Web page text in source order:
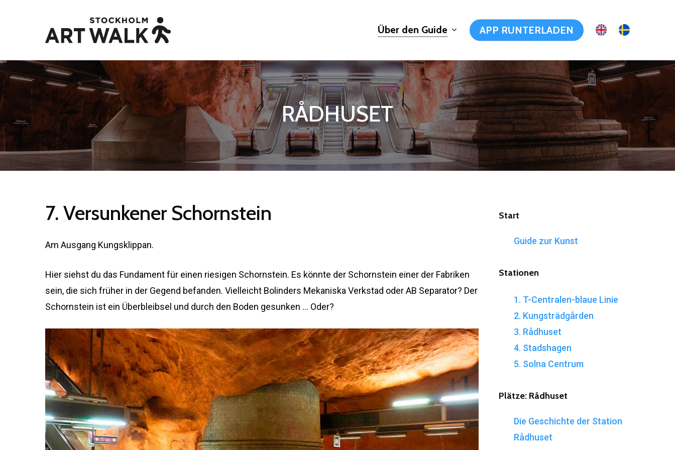
Über den Guide APP RUNTERLADEN
RÅDHUSET
7. Versunkener Schornstein
Am Ausgang Kungsklippan.
Hier siehst du das Fundament für einen riesigen Schornstein. Es könnte der Schornstein einer der Fabriken
sein, die sich früher in der Gegend befanden. Vielleicht Bolinders Mekaniska Verkstad oder AB Separator? Der
Schornstein ist ein Überbleibsel und durch den Boden gesunken … Oder?
Start
Guide zur Kunst
Stationen
1. T-Centralen-blaue Linie
2. Kungsträdgården
3. Rådhuset
4. Stadshagen
5. Solna Centrum
Plätze: Rådhuset
Die Geschichte der Station
Rådhuset